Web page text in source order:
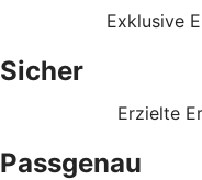
Exklusive
Sicher
Erzielte
Passgenau